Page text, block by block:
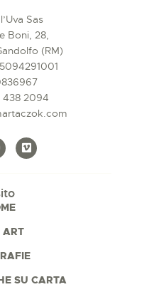
Sas
Boni, 28,
(RM)
438 2094
ART
SU CARTA